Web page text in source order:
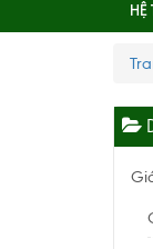
HỆ